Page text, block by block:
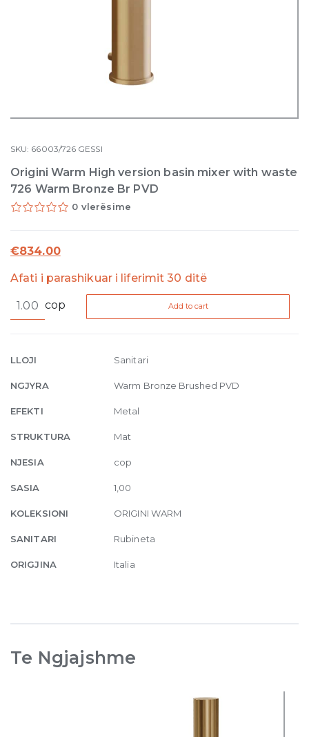
SKU: 66003/726 GESSI
Origini Warm High version basin mixer with waste
726 Warm Bronze Br PVD
0 vlerësime
€834.00
Afati i parashikuar i liferimit 30 ditë
Warm
basin
with
waste
Warm
Bronze
PVD
quantity
cop Add to cart
LLOJI Sanitari
NGJYRA Warm Bronze Brushed PVD
EFEKTI Metal
STRUKTURA Mat
NJESIA cop
SASIA 1,00
KOLEKSIONI ORIGINI WARM
SANITARI Rubineta
ORIGJINA Italia
Te Ngjajshme